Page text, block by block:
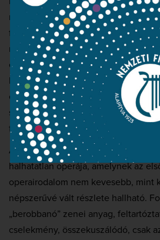
mindenük és ma is leülnek játszani a
felfedezésről nem csak földrészek
mindig is imádták a színházi
értették miért jó ez a „színházasdi”!
kutakodás az operákról, az
énekelő szereplőkről, és
szereplő és jelenet nem marad
felépítetlenül, „operamacerálatlanul”!
Álruha, intrika, zűrzavar, szerelem –
halhatatlan operája, amelynek az
operairodalom nem kevesebb, mint
népszerűvé vált részlete hallható.
„berobbanó” zenei anyag,
cselekmény, összekuszálódó, csak